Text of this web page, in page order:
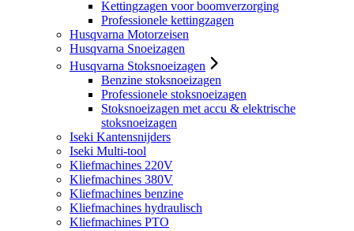
Kettingzagen voor boomverzorging
Professionele kettingzagen
Husqvarna Motorzeisen
Husqvarna Snoeizagen
Husqvarna Stoksnoeizagen
Benzine stoksnoeizagen
Professionele stoksnoeizagen
Stoksnoeizagen met accu & elektrische
stoksnoeizagen
Iseki Kantensnijders
Iseki Multi-tool
Kliefmachines 220V
Kliefmachines 380V
Kliefmachines benzine
Kliefmachines hydraulisch
Kliefmachines PTO